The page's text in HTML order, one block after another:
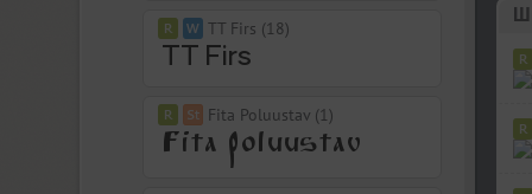
TT Firs (18)
Fita Poluustav (1)